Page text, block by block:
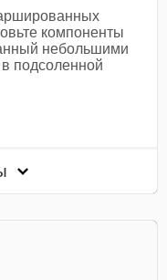
компоненты
небольшими
подсоленной